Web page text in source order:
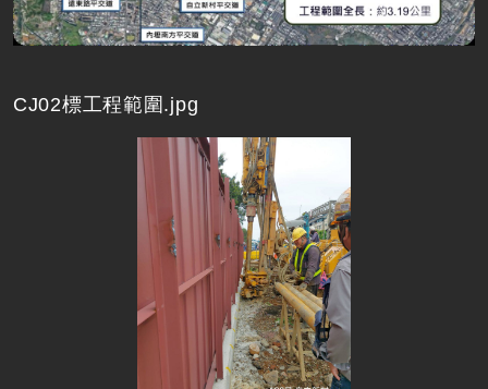
CJ02標工程範圍.jpg